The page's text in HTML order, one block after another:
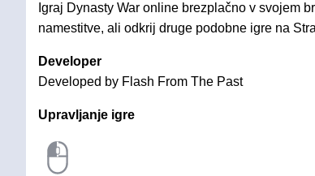
Igraj Dynasty War online brezplačno v svojem
namestitve, ali odkrij druge podobne igre na
Developer
Developed by Flash From The Past
Upravljanje igre